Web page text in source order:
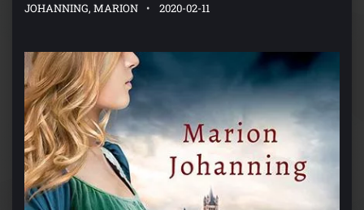
JOHANNING, MARION 2020-02-11